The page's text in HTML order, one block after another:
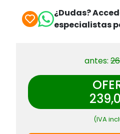
¿Dudas?
especialistas
antes:
(IVA